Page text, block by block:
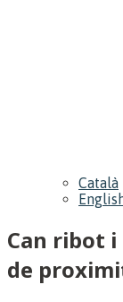
Català
Can ribot
de